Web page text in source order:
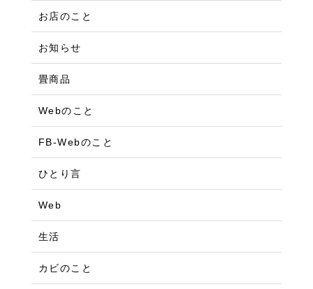
お店のこと
お知らせ
畳商品
Webのこと
FB-Webのこと
ひとり言
Web
生活
カビのこと